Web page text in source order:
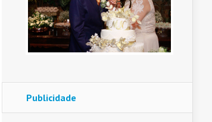
Publicidade